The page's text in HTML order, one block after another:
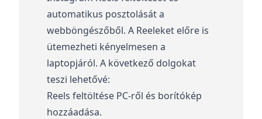
automatikus posztolását a
webböngészőből. A Reeleket előre is
ütemezheti kényelmesen a
laptopjáról. A következő dolgokat
teszi lehetővé:
Reels feltöltése PC-ről és borítókép
hozzáadása.